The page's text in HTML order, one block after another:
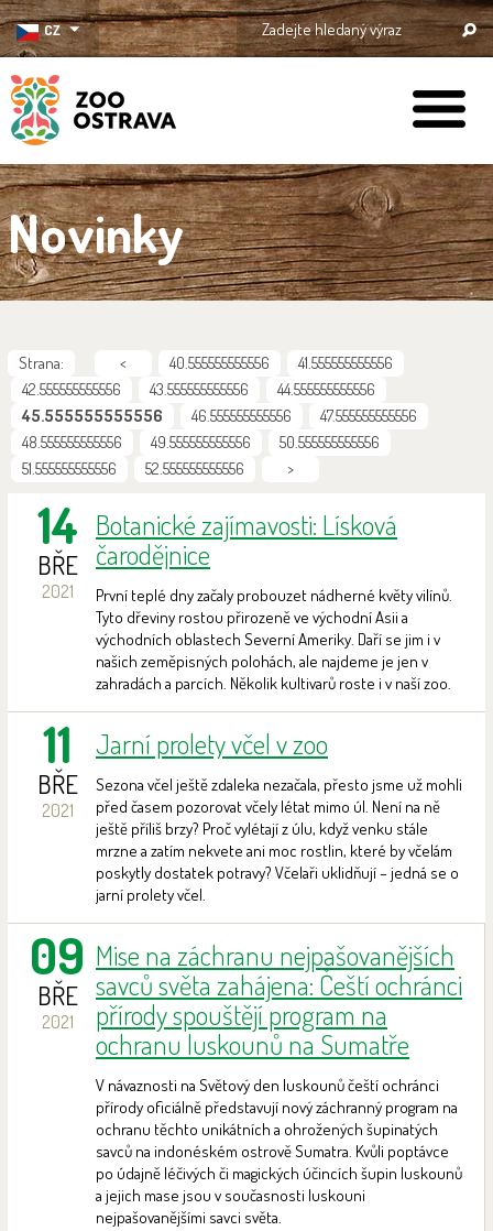
CZ
ZOO Ostrava
Novinky
Strana: < 40.555555555556
41.555555555556
42.555555555556
43.555555555556
44.555555555556
45.555555555556
46.555555555556
47.555555555556
48.555555555556
49.555555555556
50.555555555556
51.555555555556
52.555555555556 >
14
BŘE
2021
Botanické zajímavosti: Lísková
čarodějnice
První teplé dny začaly probouzet nádherné květy vilínů.
Tyto dřeviny rostou přirozeně ve východní Asii a
východních oblastech Severní Ameriky. Daří se jim i v
našich zeměpisných polohách, ale najdeme je jen v
zahradách a parcích. Několik kultivarů roste i v naší zoo.
11
BŘE
2021
Jarní prolety včel v zoo
Sezona včel ještě zdaleka nezačala, přesto jsme už mohli
před časem pozorovat včely létat mimo úl. Není na ně
ještě příliš brzy? Proč vylétají z úlu, když venku stále
mrzne a zatím nekvete ani moc rostlin, které by včelám
poskytly dostatek potravy? Včelaři uklidňují – jedná se o
jarní prolety včel.
09
BŘE
2021
Mise na záchranu nejpašovanějších
savců světa zahájena: Čeští ochránci
přírody spouštějí program na
ochranu luskounů na Sumatře
V návaznosti na Světový den luskounů čeští ochránci
přírody oficiálně představují nový záchranný program na
ochranu těchto unikátních a ohrožených šupinatých
savců na indonéském ostrově Sumatra. Kvůli poptávce
po údajně léčivých či magických účincích šupin luskounů
a jejich mase jsou v současnosti luskouni
nejpašovanějšími savci světa.